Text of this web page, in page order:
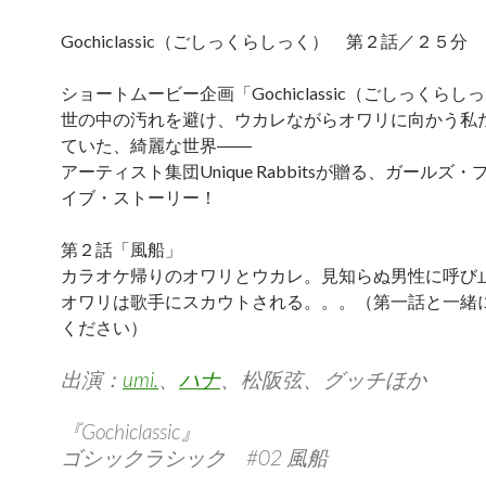
Gochiclassic（ごしっくらしっく） 第２話／２５分
ショートムービー企画「Gochiclassic（ごしっくらし
世の中の汚れを避け、ウカレながらオワリに向かう私
ていた、綺麗な世界――
アーティスト集団Unique Rabbitsが贈る、ガールズ・
イブ・ストーリー！
第２話「風船」
カラオケ帰りのオワリとウカレ。見知らぬ男性に呼び
オワリは歌手にスカウトされる。。。（第一話と一緒
ください）
出演： umi.、 ハナ、松阪弦、グッチほか
『Gochiclassic』
ゴシックラシック #02 風船